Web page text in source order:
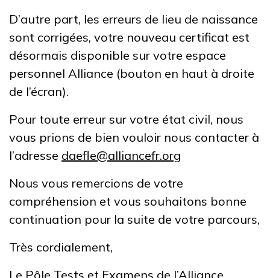
D’autre part, les erreurs de lieu de naissance
sont corrigées, votre nouveau certificat est
désormais disponible sur votre espace
personnel Alliance (bouton en haut à droite
de l’écran).
Pour toute erreur sur votre état civil, nous
vous prions de bien vouloir nous contacter à
l’adresse daefle@alliancefr.org
Nous vous remercions de votre
compréhension et vous souhaitons bonne
continuation pour la suite de votre parcours,
Très cordialement,
Le Pôle Tests et Examens de l’Alliance